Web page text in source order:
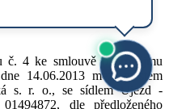
č. 4 ke smlouvě o pronájmu
14.06.2013 mezi městem
s. r. o., se sídlem Újezd -
dle předloženého